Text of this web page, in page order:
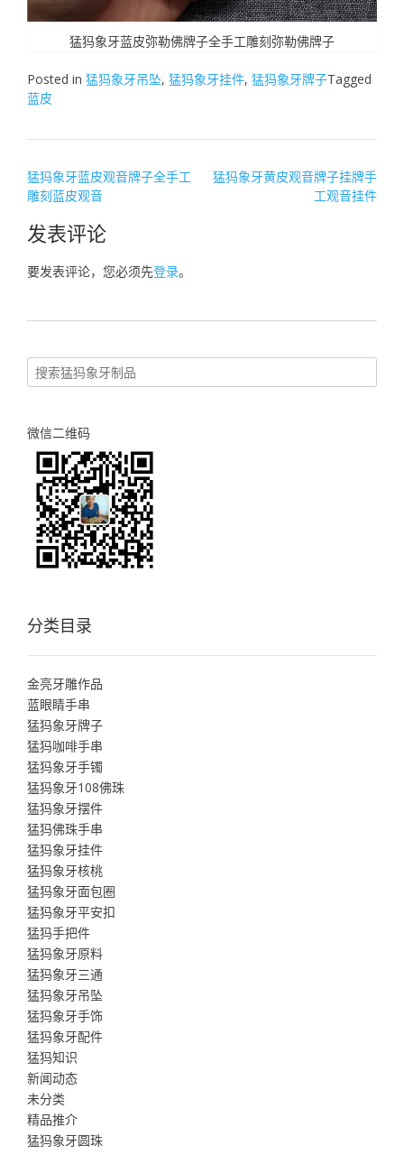
猛犸象牙蓝皮弥勒佛牌子全手工雕刻弥勒佛牌子
Posted in 猛犸象牙吊坠, 猛犸象牙挂件, 猛犸象牙牌子Tagged
蓝皮
文
章
导
猛犸象牙蓝皮观音牌子全手工
雕刻蓝皮观音
猛犸象牙黄皮观音牌子挂牌手
工观音挂件
发表评论
要发表评论，您必须先登录。
微信二维码
分类目录
金亮牙雕作品
蓝眼睛手串
猛犸象牙牌子
猛犸咖啡手串
猛犸象牙手镯
猛犸象牙108佛珠
猛犸象牙摆件
猛犸佛珠手串
猛犸象牙挂件
猛犸象牙核桃
猛犸象牙面包圈
猛犸象牙平安扣
猛犸手把件
猛犸象牙原料
猛犸象牙三通
猛犸象牙吊坠
猛犸象牙手饰
猛犸象牙配件
猛犸知识
新闻动态
未分类
精品推介
猛犸象牙圆珠